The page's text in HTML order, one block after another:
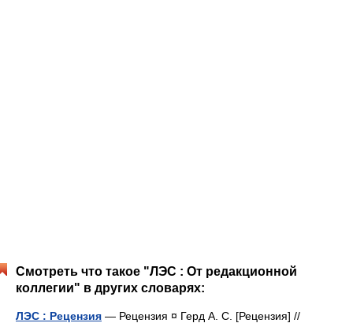
Смотреть что такое "ЛЭС : От редакционной
коллегии" в других словарях:
ЛЭС : Рецензия — Рецензия ¤ Герд А. С. [Рецензия] //